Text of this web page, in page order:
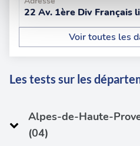
médias sociaux et d'analyser
partageons également des
notre site avec nos
publicité et d'analyse, qui
avec d'autres informations
ou qu'ils ont collectées lors de
22 Av. 1ère Div Français
Voir toutes les
Les tests sur les
Alpes-de-Haute-
(04)